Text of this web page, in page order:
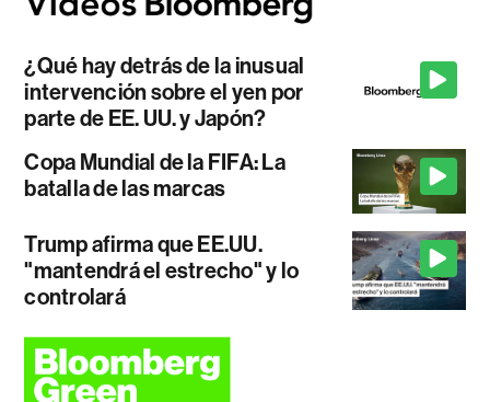
¿Qué hay detrás de la inusual
intervención sobre el yen por
parte de EE. UU. y Japón?
Copa Mundial de la FIFA: La
batalla de las marcas
Trump afirma que EE.UU.
"mantendrá el estrecho" y lo
controlará